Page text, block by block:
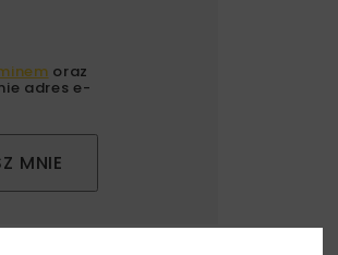
oraz
adres e-
MNIE